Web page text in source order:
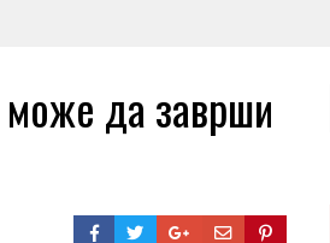
да заврши